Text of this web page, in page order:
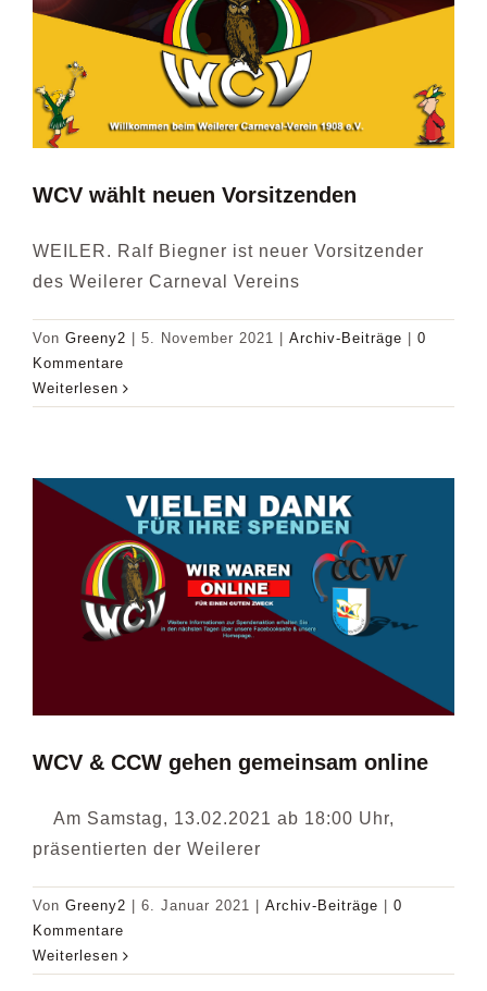
VERANSTALTUNGEN
DIE AKTIVEN
BILDER
WCV wählt neuen Vorsitzenden
WEILER. Ralf Biegner ist neuer Vorsitzender
des Weilerer Carneval Vereins
Von Greeny2 5. November 2021 Archiv-Beiträge
0
Kommentare
Weiterlesen
WCV & CCW gehen gemeinsam online
Am Samstag, 13.02.2021 ab 18:00 Uhr,
präsentierten der Weilerer
Von Greeny2 6. Januar 2021 Archiv-Beiträge
0
Kommentare
Weiterlesen